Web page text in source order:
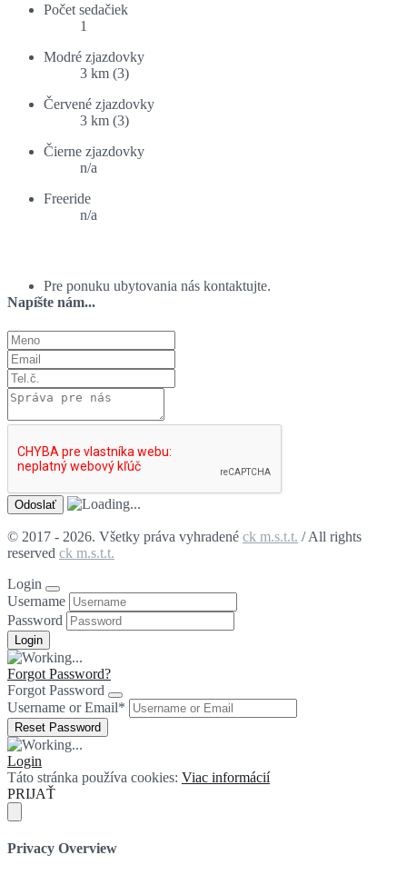
Počet sedačiek
1
Modré zjazdovky
3 km (3)
Červené zjazdovky
3 km (3)
Čierne zjazdovky
n/a
Freeride
n/a
Pre ponuku ubytovania nás kontaktujte.
Napíšte nám...
© 2017 - 2026. Všetky práva vyhradené ck m.s.t.t. / All rights
reserved ck m.s.t.t.
Login
Username
Password
Forgot Password?
Forgot Password
Username or Email*
Login
Táto stránka používa cookies: Viac informácií
PRIJAŤ
Privacy Overview